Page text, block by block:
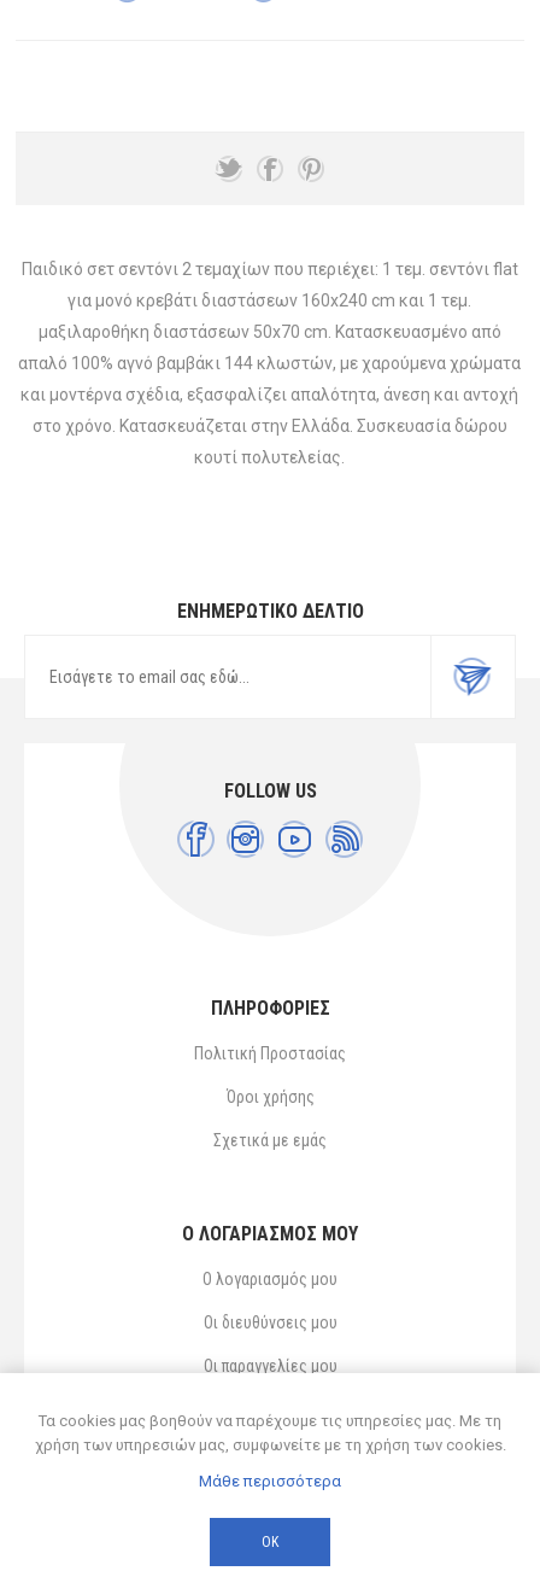
Παιδικό σετ σεντόνι 2 τεμαχίων που περιέχει: 1 τεμ. σεντόνι flat
για μονό κρεβάτι διαστάσεων 160x240 cm και 1 τεμ.
μαξιλαροθήκη διαστάσεων 50x70 cm. Κατασκευασμένο από
απαλό 100% αγνό βαμβάκι 144 κλωστών, με χαρούμενα χρώματα
και μοντέρνα σχέδια, εξασφαλίζει απαλότητα, άνεση και αντοχή
στο χρόνο. Κατασκευάζεται στην Ελλάδα. Συσκευασία δώρου
κουτί πολυτελείας.
ΕΝΗΜΕΡΩΤΙΚΌ ΔΕΛΤΊΟ
FOLLOW US
ΠΛΗΡΟΦΟΡΙΕΣ
Πολιτική Προστασίας
Όροι χρήσης
Σχετικά με εμάς
Ο ΛΟΓΑΡΙΑΣΜΌΣ ΜΟΥ
Ο λογαριασμός μου
Οι διευθύνσεις μου
Οι παραγγελίες μου
© 2026 Δ ΚΥΡΣΑΝΙΔΗΣ ΚΑΙ ΥΙΟΣ ΟΕ
Τα cookies μας βοηθούν να παρέχουμε τις υπηρεσίες μας. Με τη
χρήση των υπηρεσιών μας, συμφωνείτε με τη χρήση των cookies.
Μάθε περισσότερα
ΟΚ